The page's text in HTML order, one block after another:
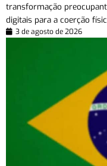
transformação
digitais para a coerção
3 de agosto de 2026